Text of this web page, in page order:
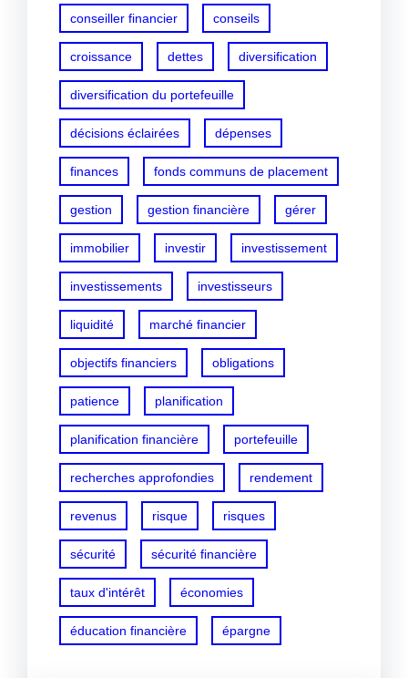
conseiller financier conseils
croissance dettes diversification
diversification du portefeuille
décisions éclairées dépenses
finances fonds communs de placement
gestion gestion financière gérer
immobilier investir investissement
investissements investisseurs
liquidité marché financier
objectifs financiers obligations
patience planification
planification financière portefeuille
recherches approfondies rendement
revenus risque risques
sécurité sécurité financière
taux d'intérêt économies
éducation financière épargne